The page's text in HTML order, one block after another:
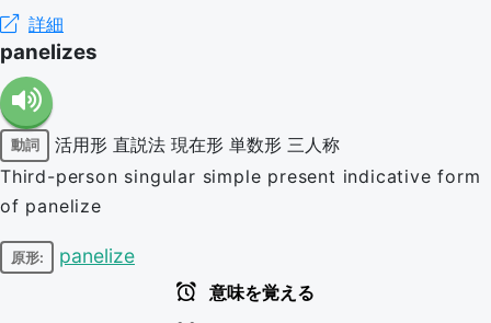
詳細
panelizes
動詞 活用形 直説法 現在形 単数形 三人称
Third-person singular simple present indicative form
of panelize
原形: panelize
意味を覚える